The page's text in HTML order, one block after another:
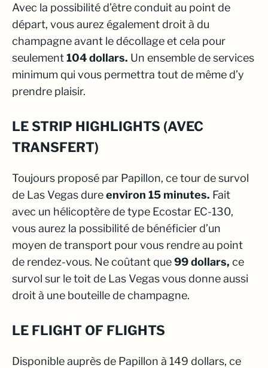
Avec la possibilité d’être conduit au point de
départ, vous aurez également droit à du
champagne avant le décollage et cela pour
seulement104 dollars. Un ensemble de services
minimum qui vous permettra tout de même d’y
prendre plaisir.
LE STRIP HIGHLIGHTS (AVEC
TRANSFERT)
Toujours proposé par Papillon, ce tour de survol
de Las Vegas dureenviron 15 minutes. Fait
avec un hélicoptère de type Ecostar EC-130,
vous aurez la possibilité de bénéficier d’un
moyen de transport pour vous rendre au point
de rendez-vous. Ne coûtant que99 dollars, ce
survol sur le toit de Las Vegas vous donne aussi
droit à une bouteille de champagne.
LE FLIGHT OF FLIGHTS
Disponible auprès de Papillon à 149 dollars, ce